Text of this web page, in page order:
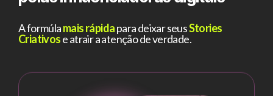
A formúlamais rápidapara deixar seusStories
Criativose atrair a atenção de verdade.